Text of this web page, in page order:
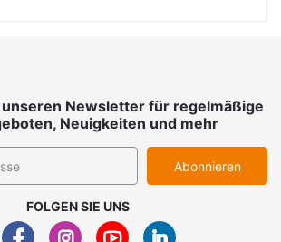
Newsletter für regelmäßige
Neuigkeiten und mehr
Abonnieren
FOLGEN SIE UNS